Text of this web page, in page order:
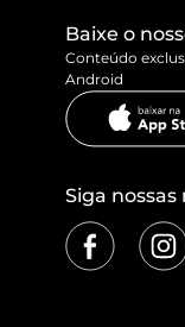
Baixe o
Conteúdo
Android
Siga nossas